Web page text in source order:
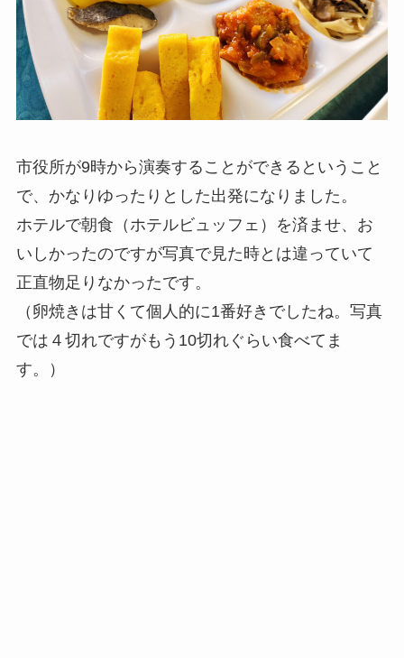
市役所が9時から演奏することができるということ
で、かなりゆったりとした出発になりました。
ホテルで朝食（ホテルビュッフェ）を済ませ、お
いしかったのですが写真で見た時とは違っていて
正直物足りなかったです。
（卵焼きは甘くて個人的に1番好きでしたね。写真
では４切れですがもう10切れぐらい食べてま
す。）